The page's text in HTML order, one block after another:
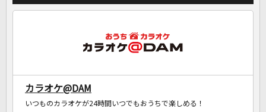
カラオケ@DAM
いつものカラオケが24時間いつでもおうちで楽しめる！